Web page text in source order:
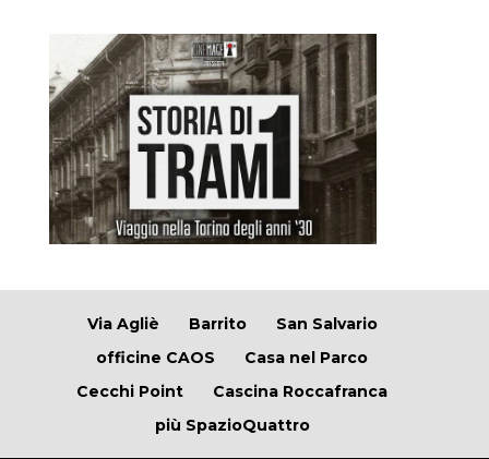
Via Agliè Barrito
San Salvario
officine CAOS
Casa nel Parco
Cecchi Point
Cascina Roccafranca
più SpazioQuattro